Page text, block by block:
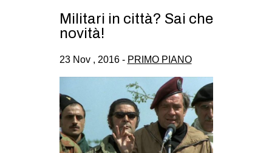
Militari in città? Sai che
novità!
23 Nov , 2016 - PRIMO PIANO